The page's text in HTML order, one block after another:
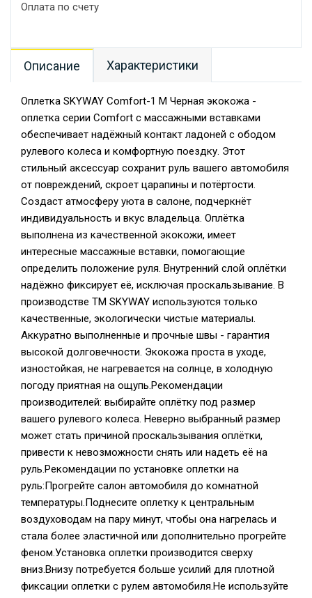
Оплата по счету
Описание Характеристики
Оплетка SKYWAY Comfort-1 M Черная экокожа -
оплетка серии Comfort с массажными вставками
обеспечивает надёжный контакт ладоней с ободом
рулевого колеса и комфортную поездку. Этот
стильный аксессуар сохранит руль вашего автомобиля
от повреждений, скроет царапины и потёртости.
Создаст атмосферу уюта в салоне, подчеркнёт
индивидуальность и вкус владельца. Оплётка
выполнена из качественной экокожи, имеет
интересные массажные вставки, помогающие
определить положение руля. Внутренний слой оплётки
надёжно фиксирует её, исключая проскальзывание. В
производстве TM SKYWAY используются только
качественные, экологически чистые материалы.
Аккуратно выполненные и прочные швы - гарантия
высокой долговечности. Экокожа проста в уходе,
изностойкая, не нагревается на солнце, в холодную
погоду приятная на ощупь.Рекомендации
производителей: выбирайте оплётку под размер
вашего рулевого колеса. Неверно выбранный размер
может стать причиной проскальзывания оплётки,
привести к невозможности снять или надеть её на
руль.Рекомендации по установке оплетки на
руль:Прогрейте салон автомобиля до комнатной
температуры.Поднесите оплетку к центральным
воздуховодам на пару минут, чтобы она нагрелась и
стала более эластичной или дополнительно прогрейте
феном.Установка оплетки производится сверху
вниз.Внизу потребуется больше усилий для плотной
фиксации оплетки с рулем автомобиля.Не используйте